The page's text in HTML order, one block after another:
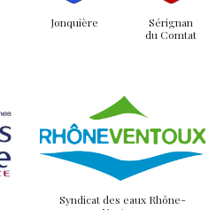
Jonquière
Sérignan
du Comtat
Syndicat des eaux Rhône-